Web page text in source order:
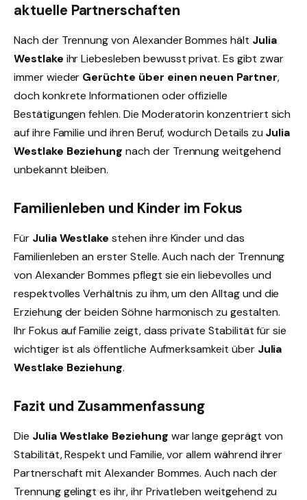
aktuelle Partnerschaften
Nach der Trennung von Alexander Bommes hält Julia
Westlake ihr Liebesleben bewusst privat. Es gibt zwar
immer wieder Gerüchte über einen neuen Partner,
doch konkrete Informationen oder offizielle
Bestätigungen fehlen. Die Moderatorin konzentriert sich
auf ihre Familie und ihren Beruf, wodurch Details zu Julia
Westlake Beziehung nach der Trennung weitgehend
unbekannt bleiben.
Familienleben und Kinder im Fokus
Für Julia Westlake stehen ihre Kinder und das
Familienleben an erster Stelle. Auch nach der Trennung
von Alexander Bommes pflegt sie ein liebevolles und
respektvolles Verhältnis zu ihm, um den Alltag und die
Erziehung der beiden Söhne harmonisch zu gestalten.
Ihr Fokus auf Familie zeigt, dass private Stabilität für sie
wichtiger ist als öffentliche Aufmerksamkeit über Julia
Westlake Beziehung.
Fazit und Zusammenfassung
Die Julia Westlake Beziehung war lange geprägt von
Stabilität, Respekt und Familie, vor allem während ihrer
Partnerschaft mit Alexander Bommes. Auch nach der
Trennung gelingt es ihr, ihr Privatleben weitgehend zu